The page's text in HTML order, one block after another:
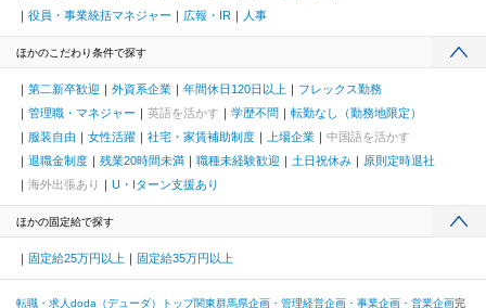
役員・事業統括マネジャー
広報・IR 人事
ほかのこだわり条件で探す
第二新卒歓迎 外資系企業 年間休日120日以上
フレックス勤務
管理職・マネジャー
英語を活かす 学歴不問
転勤なし（勤務地限定）
服装自由
女性活躍 社宅・家賃補助制度 上場企業
中国語を活かす
退職金制度
残業20時間未満 職種未経験歓迎 土日祝休み
原則定時退社
海外出張あり
U・Iターン支援あり
ほかの固定給で探す
固定給25万円以上 固定給35万円以上
転職・求人doda（デューダ）トップ関東群馬県企画・管理経営企画・事業企画・営業企画完